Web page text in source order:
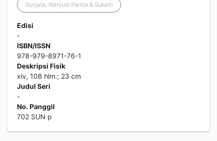
Sunjata, Wahjudi Pantja & Sukarti
Edisi
-
ISBN/ISSN
978-979-8971-76-1
Deskripsi Fisik
xiv, 108 hlm.; 23 cm
Judul Seri
-
No. Panggil
702 SUN p